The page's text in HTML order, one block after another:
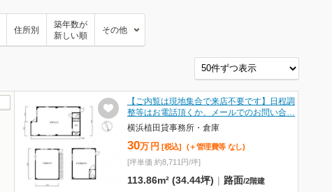
住所別
築年数が
新しい順
その他
【ご内覧は現地集合で来店不要です】日程調
整等はお電話頂くか、メールでのお問い合…
横浜植田貸事務所・倉庫
30万 円 [税込] (＋管理費等 なし)
[坪単価 約8,711円/坪]
113.86m² (34.44坪) | 路面/2階建